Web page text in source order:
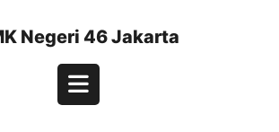
Negeri 46 Jakarta
Open